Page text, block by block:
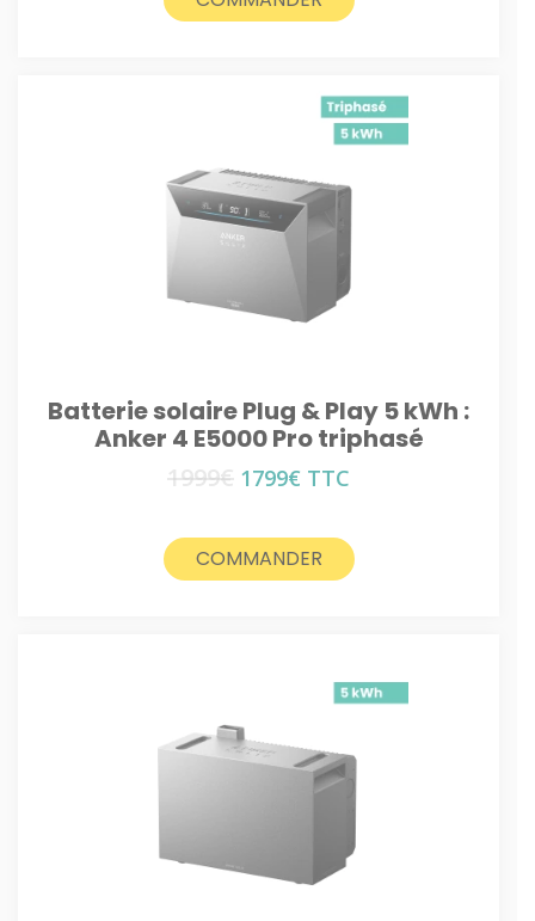
2997€.2799€.
Batterie solaire Plug & Play 5 kWh :
Anker 4 E5000 Pro triphasé
1999€ Le
était :
1999€.
1799€ Le
est :
1799€.
TTC
COMMANDER